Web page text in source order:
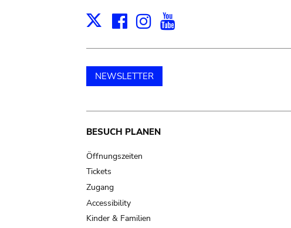
X Facebook
Instagram
NEWSLETTER
Main
navigation
BESUCH PLANEN
Öffnungszeiten
Tickets
Zugang
Accessibility
Kinder & Familien